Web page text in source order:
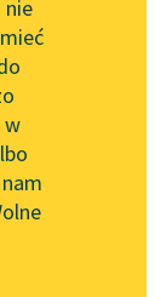
Lektur
nie
w
doliną,
jawory,
Justyno,